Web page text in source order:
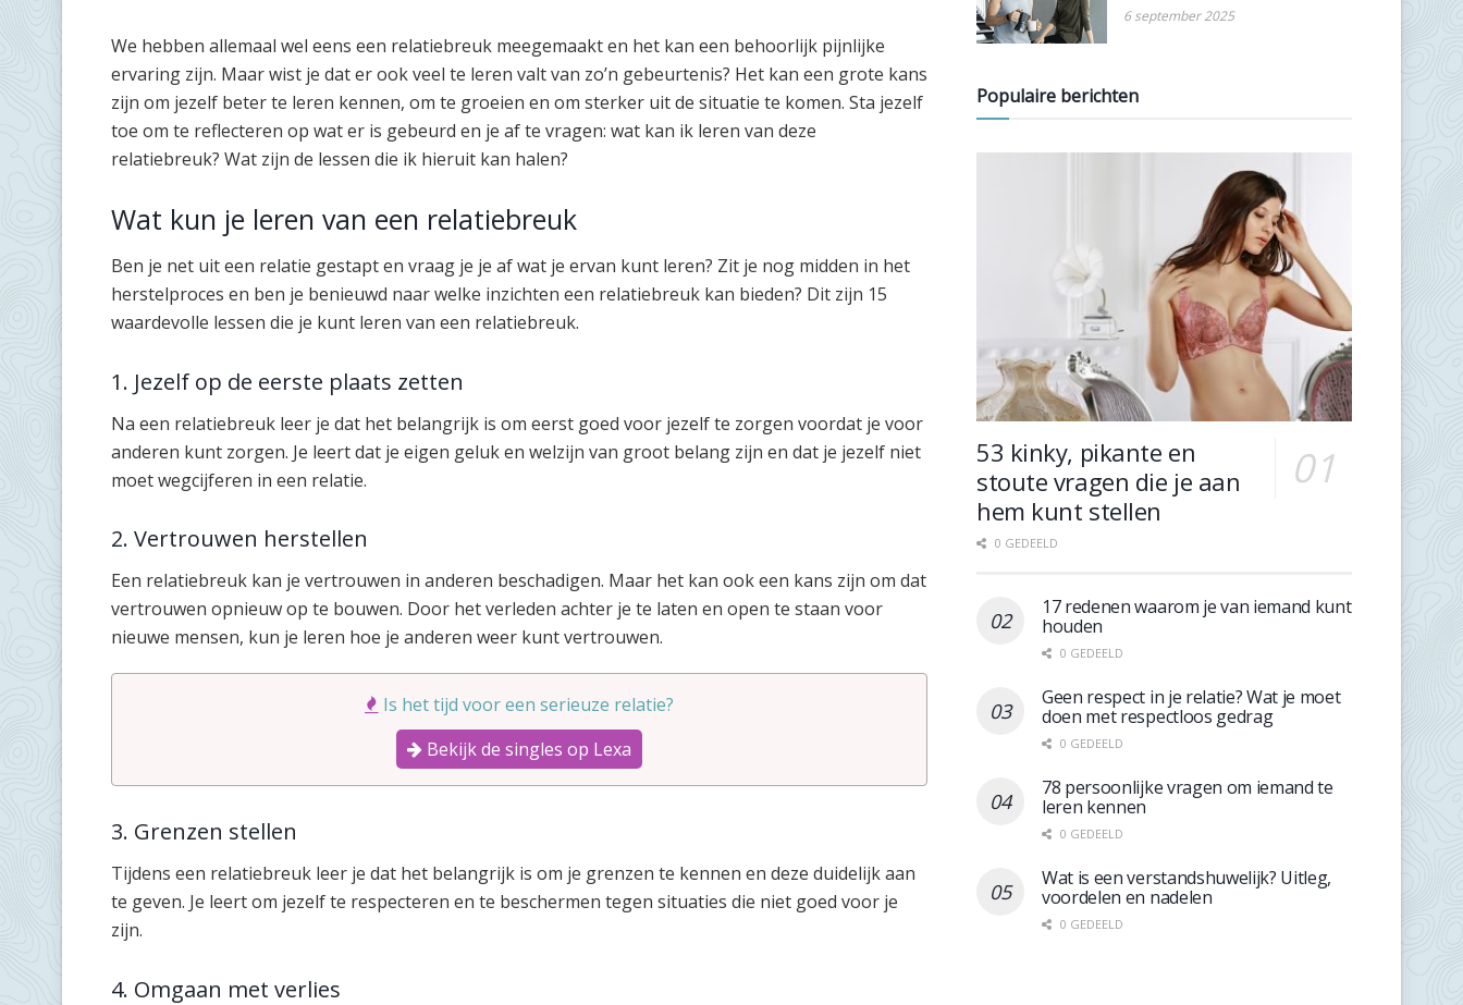
We hebben allemaal wel eens een relatiebreuk meegemaakt en het kan een behoorlijk pijnlijke
ervaring zijn. Maar wist je dat er ook veel te leren valt van zo’n gebeurtenis? Het kan een grote kans
zijn om jezelf beter te leren kennen, om te groeien en om sterker uit de situatie te komen. Sta jezelf
toe om te reflecteren op wat er is gebeurd en je af te vragen: wat kan ik leren van deze
relatiebreuk? Wat zijn de lessen die ik hieruit kan halen?
Wat kun je leren van een relatiebreuk
Ben je net uit een relatie gestapt en vraag je je af wat je ervan kunt leren? Zit je nog midden in het
herstelproces en ben je benieuwd naar welke inzichten een relatiebreuk kan bieden? Dit zijn 15
waardevolle lessen die je kunt leren van een relatiebreuk.
1. Jezelf op de eerste plaats zetten
Na een relatiebreuk leer je dat het belangrijk is om eerst goed voor jezelf te zorgen voordat je voor
anderen kunt zorgen. Je leert dat je eigen geluk en welzijn van groot belang zijn en dat je jezelf niet
moet wegcijferen in een relatie.
2. Vertrouwen herstellen
Een relatiebreuk kan je vertrouwen in anderen beschadigen. Maar het kan ook een kans zijn om dat
vertrouwen opnieuw op te bouwen. Door het verleden achter je te laten en open te staan voor
nieuwe mensen, kun je leren hoe je anderen weer kunt vertrouwen.
Is het tijd voor een serieuze relatie?
Bekijk de singles op Lexa
3. Grenzen stellen
Tijdens een relatiebreuk leer je dat het belangrijk is om je grenzen te kennen en deze duidelijk aan
te geven. Je leert om jezelf te respecteren en te beschermen tegen situaties die niet goed voor je
zijn.
4. Omgaan met verlies
6 september 2025
Populaire berichten
53 kinky, pikante en
stoute vragen die je aan
hem kunt stellen
0 GEDEELD
17 redenen waarom je van iemand kunt
houden
0 GEDEELD
Geen respect in je relatie? Wat je moet
doen met respectloos gedrag
0 GEDEELD
78 persoonlijke vragen om iemand te
leren kennen
0 GEDEELD
Wat is een verstandshuwelijk? Uitleg,
voordelen en nadelen
0 GEDEELD